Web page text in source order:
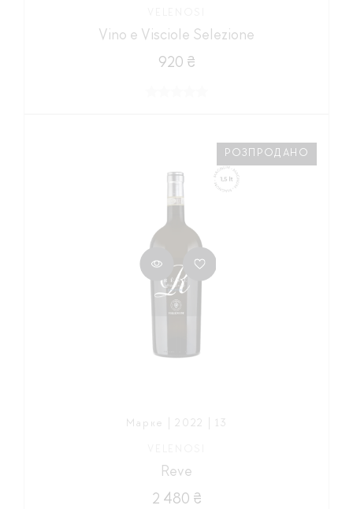
Vino e Visciole Selezione
920 ₴
Марке | 2022 | 13
Reve
2 480 ₴
РОЗПРОДАНО